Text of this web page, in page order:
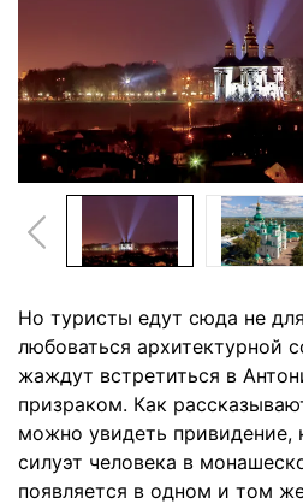
Но туристы едут сюда не
любоваться архитектурной
жаждут встретиться в
призраком. Как
можно увидеть привидение,
силуэт человека в
появляется в одном и том